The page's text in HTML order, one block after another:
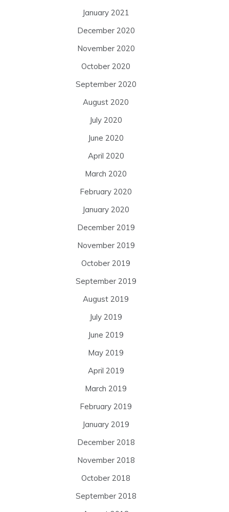
January 2021
December 2020
November 2020
October 2020
September 2020
August 2020
July 2020
June 2020
April 2020
March 2020
February 2020
January 2020
December 2019
November 2019
October 2019
September 2019
August 2019
July 2019
June 2019
May 2019
April 2019
March 2019
February 2019
January 2019
December 2018
November 2018
October 2018
September 2018